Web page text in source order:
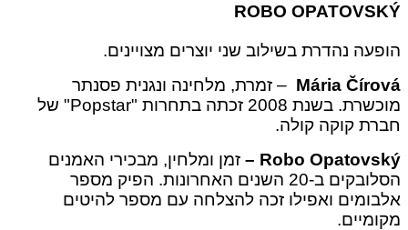
ROBO
נהדרת בשילוב שני יוצרים מצויינים.
Mária– זמרת, מלחינה ונגנית פסנתר
מוכשרת. בשנת 2008 זכתה בתחרות "Popstar" של
קוקה קולה.
Robo
–זמן ומלחין, מבכירי האמנים
הסלובקים ב-20 השנים האחרונות. הפיק מספר
ואפילו זכה להצלחה עם מספר להיטים